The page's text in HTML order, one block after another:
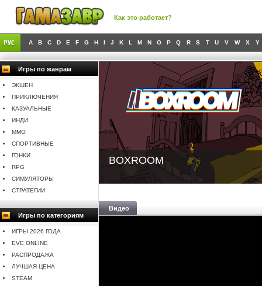
Как это работает?
A B C D E F G H I J K L M N O P Q R S T U V W X Y
Игры по жанрам
ЭКШЕН
ПРИКЛЮЧЕНИЯ
КАЗУАЛЬНЫЕ
ИНДИ
MMO
СПОРТИВНЫЕ
ГОНКИ
RPG
СИМУЛЯТОРЫ
СТРАТЕГИИ
Игры по категориям
ИГРЫ 2026 ГОДА
EVE ONLINE
РАСПРОДАЖА
ЛУЧШАЯ ЦЕНА
STEAM
BOXROOM
Видео